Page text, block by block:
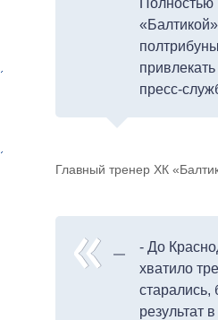
Полностью
пресс-
Главный тренер ХК
- До
хватило
старались,
результат